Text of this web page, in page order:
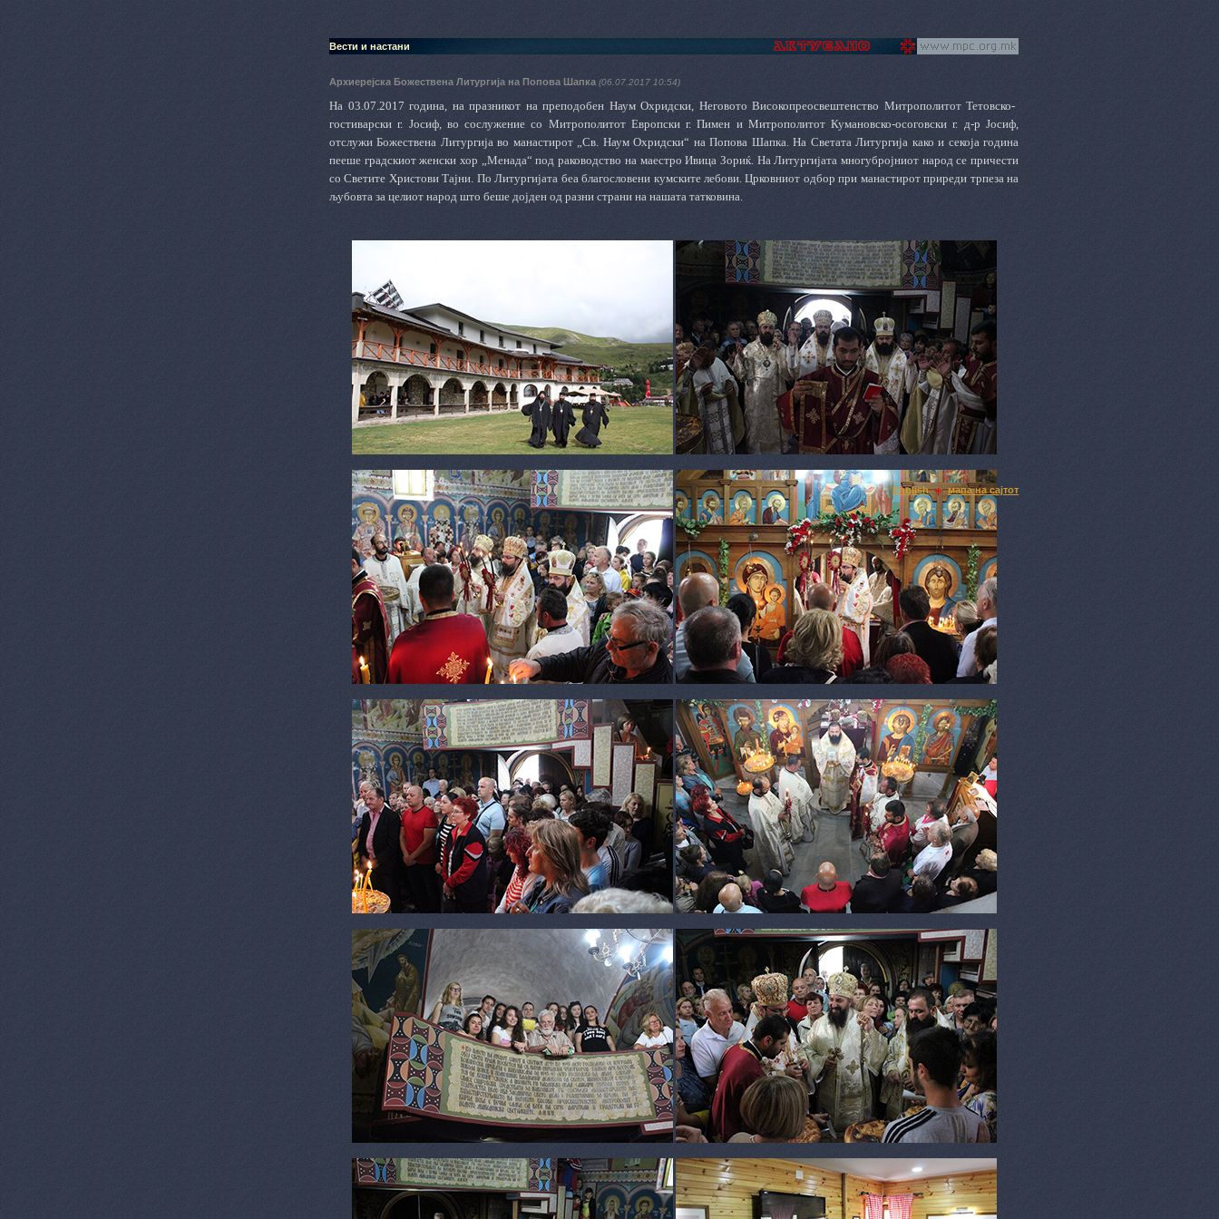
Вести и настани
Архиерејска Божествена Литургија на Попова Шапка (06.07.2017 10:54)
На 03.07.2017 година, на празникот на преподобен Наум Охридски, Неговото Високопреосвештенство Митрополитот Тетовско-
гостиварски г. Јосиф, во сослужение со Митрополитот Европски г. Пимен и Митрополитот Кумановско-осоговски г. д-р Јосиф,
отслужи Божествена Литургија во манастирот „Св. Наум Охридски“ на Попова Шапка. На Светата Литургија како и секоја година
пееше градскиот женски хор „Менада“ под раководство на маестро Ивица Зориќ. На Литургијата многубројниот народ се причести
со Светите Христови Тајни. По Литургијата беа благословени кумските лебови. Црковниот одбор при манастирот приреди трпеза на
љубовта за целиот народ што беше дојден од разни страни на нашата татковина.
English мапа на сајтот